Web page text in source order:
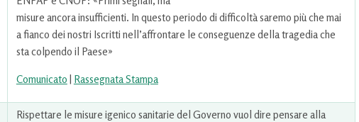
misure ancora insufficienti. In questo periodo di difficoltà saremo più che mai
a fianco dei nostri Iscritti nell’affrontare le conseguenze della tragedia che
sta colpendo il Paese»
Comunicato | Rassegnata Stampa
Rispettare le misure igenico sanitarie del Governo vuol dire pensare alla